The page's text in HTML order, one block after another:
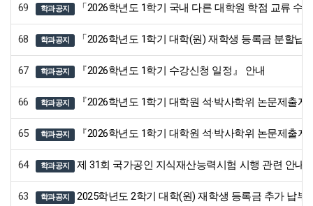
69 학과공지 「2026학년도 1학기 국내 다른 대학원 학점 교류 수
68 학과공지 「2026학년도 1학기 대학(원) 재학생 등록금 분할납
67 학과공지 『2026학년도 1학기 수강신청 일정』 안내
66 학과공지 『2026학년도 1학기 대학원 석·박사학위 논문제출
65 학과공지 『2026학년도 1학기 대학원 석·박사학위 논문제출
64 학과공지 제 31회 국가공인 지식재산능력시험 시행 관련 안내
63 학과공지 2025학년도 2학기 대학(원) 재학생 등록금 추가 납부